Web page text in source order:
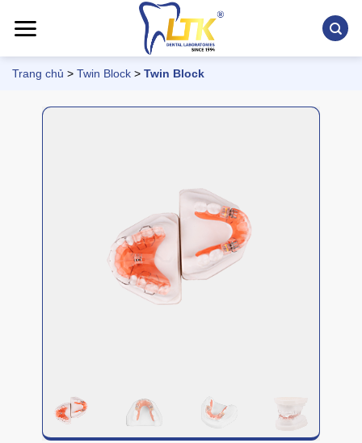
đến
dungTrang chủ > Twin Block > Twin Block